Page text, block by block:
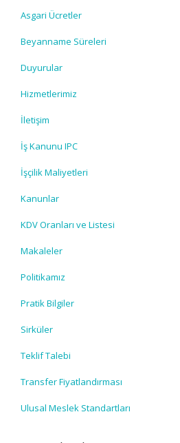
Asgari Ücretler
Beyanname Süreleri
Duyurular
Hizmetlerimiz
İletişim
İş Kanunu IPC
İşçilik Maliyetleri
Kanunlar
KDV Oranları ve Listesi
Makaleler
Politikamız
Pratik Bilgiler
Sirküler
Teklif Talebi
Transfer Fiyatlandırması
Ulusal Meslek Standartları